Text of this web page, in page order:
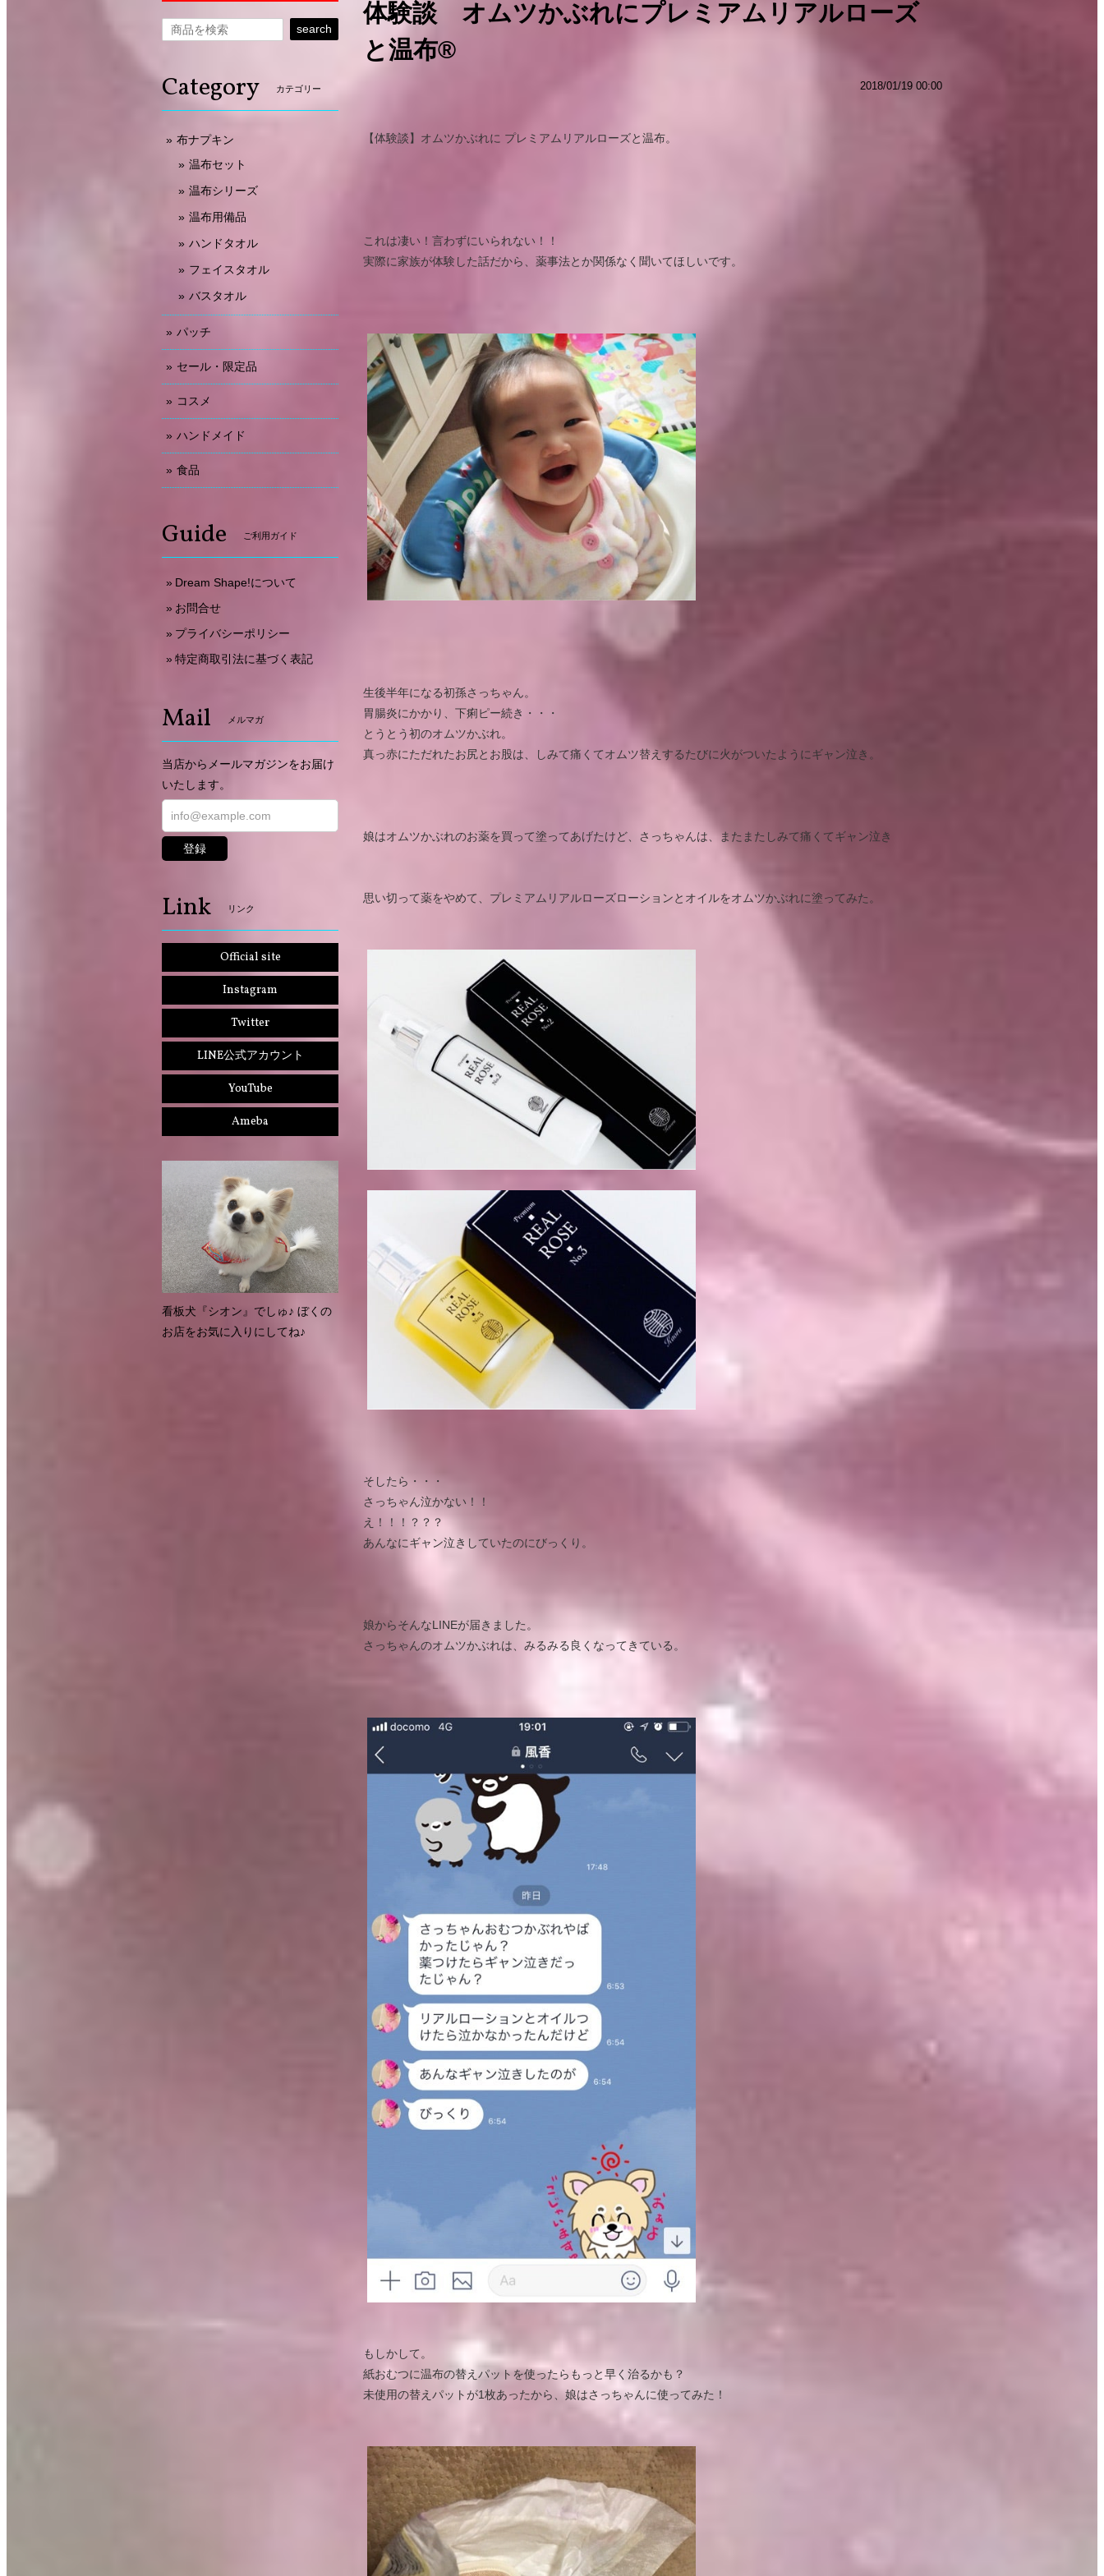
体験談 オムツかぶれにプレミアムリアルローズ
と温布®
2018/01/19 00:00
【体験談】オムツかぶれに プレミアムリアルローズと温布。
これは凄い！言わずにいられない！！
実際に家族が体験した話だから、薬事法とか関係なく聞いてほしいです。
生後半年になる初孫さっちゃん。
胃腸炎にかかり、下痢ピー続き・・・
とうとう初のオムツかぶれ。
真っ赤にただれたお尻とお股は、しみて痛くてオムツ替えするたびに火がついたようにギャン泣き。
娘はオムツかぶれのお薬を買って塗ってあげたけど、さっちゃんは、またまたしみて痛くてギャン泣き
思い切って薬をやめて、プレミアムリアルローズローションとオイルをオムツかぶれに塗ってみた。
そしたら・・・
さっちゃん泣かない！！
え！！！？？？
あんなにギャン泣きしていたのにびっくり。
娘からそんなLINEが届きました。
さっちゃんのオムツかぶれは、みるみる良くなってきている。
もしかして。
紙おむつに温布の替えパットを使ったらもっと早く治るかも？
未使用の替えパットが1枚あったから、娘はさっちゃんに使ってみた！
search
Category カテゴリー
布ナプキン
温布セット
温布シリーズ
温布用備品
ハンドタオル
フェイスタオル
バスタオル
パッチ
セール・限定品
コスメ
ハンドメイド
食品
Guide ご利用ガイド
Dream Shape!について
お問合せ
プライバシーポリシー
特定商取引法に基づく表記
Mail メルマガ
当店からメールマガジンをお届け
いたします。
登録
Link リンク
Official site
Instagram
Twitter
LINE公式アカウント
YouTube
Ameba
看板犬『シオン』でしゅ♪ ぼくの
お店をお気に入りにしてね♪